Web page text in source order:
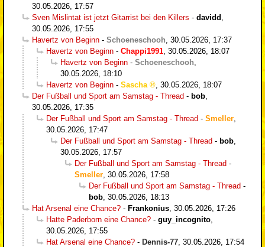
30.05.2026, 17:57
Sven Mislintat ist jetzt Gitarrist bei den Killers - davidd
30.05.2026, 17:55
Havertz von Beginn - Schoeneschooh 30.05.2026, 17:37
Havertz von Beginn - Chappi1991 30.05.2026, 18:07
Havertz von Beginn - Schoeneschooh
30.05.2026, 18:10
Havertz von Beginn - Sascha
30.05.2026, 18:07
Der Fußball und Sport am Samstag - Thread - bob
30.05.2026, 17:35
Der Fußball und Sport am Samstag - Thread - Smeller
30.05.2026, 17:47
Der Fußball und Sport am Samstag - Thread - bob
30.05.2026, 17:57
Der Fußball und Sport am Samstag - Thread -
Smeller 30.05.2026, 17:58
Der Fußball und Sport am Samstag - Thread -
bob 30.05.2026, 18:13
Hat Arsenal eine Chance? - Frankonius 30.05.2026, 17:26
Hatte Paderborn eine Chance? - guy_incognito
30.05.2026, 17:55
Hat Arsenal eine Chance? - Dennis-77 30.05.2026, 17:54